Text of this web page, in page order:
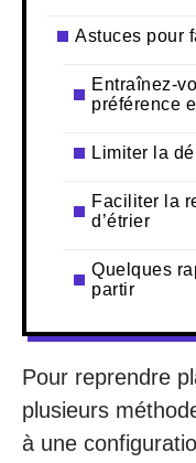
Astuces pour
Entraînez-
préférence
Limiter la
Faciliter la
d’étrier
Quelques
partir
Pour reprendre
plusieurs
à une